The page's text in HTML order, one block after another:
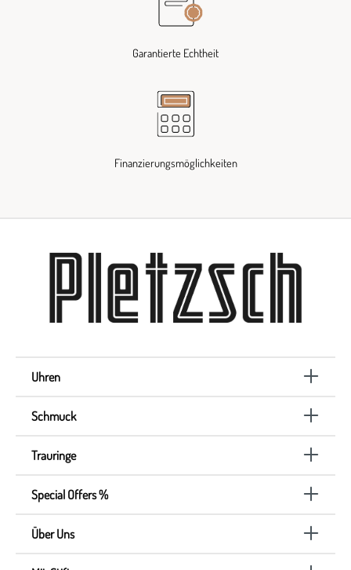
Garantierte Echtheit
Finanzierungsmöglichkeiten
Uhren
Schmuck
Trauringe
Special Offers %
Über Uns